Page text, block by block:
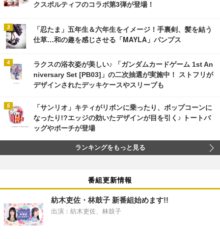
クスポルティフのコラボ第3弾が登場！
「忍たま」五年生＆六年生をイメージ！手裏剣、髪を結う
仕草…和の趣を感じさせる「MAYLA」パンプス
ラクスの浴衣姿が美しい♪ 「ガンダムカードゲーム 1st An
niversary Set [PB03]」の二次抽選が実施中！ ストフリが
デザインされたデッキケースやスリーブも
「サンリオ」キティがリボンに乗ったり、ポップコーンに
なったり!?エッジの効いたデザインが目を引く♪ トートバ
ッグやポーチが登場
ランキングをもっと見る
番組更新情報
紡木吏佐・林鼓子 新番組始めます!!
出演：紡木吏佐、林鼓子